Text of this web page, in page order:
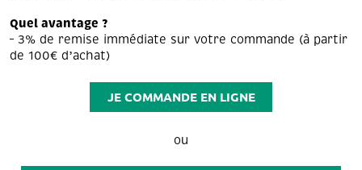
Quel avantage ?
– 3% de remise immédiate sur votre commande (à partir
de 100€ d’achat)
JE COMMANDE EN LIGNE
ou